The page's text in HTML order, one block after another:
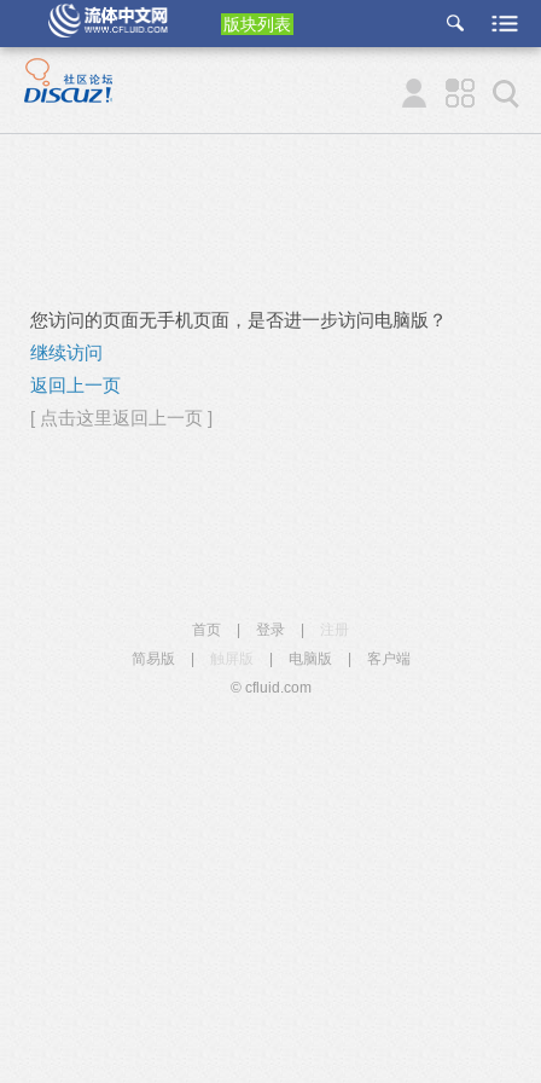
版块列表
etu
p
您访问的页面无手机页面，是否进一步访问电脑版？
继续访问
返回上一页
[ 点击这里返回上一页 ]
首页 登录
简易版
触屏版 电脑版
客户端
© cfluid.com